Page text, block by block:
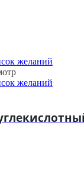
желаний
желаний